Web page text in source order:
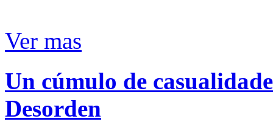
Ver mas
Un cúmulo de
Desorden